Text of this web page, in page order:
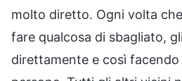
molto diretto. Ogni volta
fare qualcosa di sbagliato,
direttamente e così